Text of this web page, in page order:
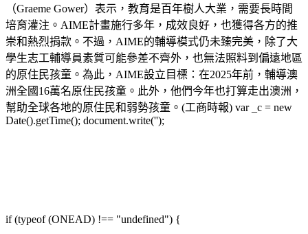
（Graeme Gower）表示，教育是百年樹人大業，需要長時間
培育灌注。AIME計畫施行多年，成效良好，也獲得各方的推
崇和熱烈捐款。不過，AIME的輔導模式仍未臻完美，除了大
學生志工輔導員素質可能參差不齊外，也無法照料到偏遠地區
的原住民孩童。為此，AIME設立目標：在2025年前，輔導澳
洲全國16萬名原住民孩童。此外，他們今年也打算走出澳洲，
幫助全球各地的原住民和弱勢孩童。(工商時報) var _c = new
Date().getTime(); document.write('');
if (typeof (ONEAD) !== "undefined") {